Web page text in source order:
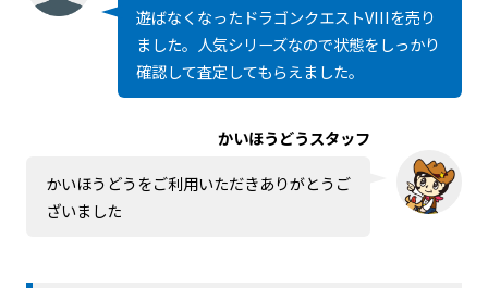
遊ばなくなったドラゴンクエストVIIIを売り
ました。人気シリーズなので状態をしっかり
確認して査定してもらえました。
かいほうどうスタッフ
かいほうどうをご利用いただきありがとうご
ざいました